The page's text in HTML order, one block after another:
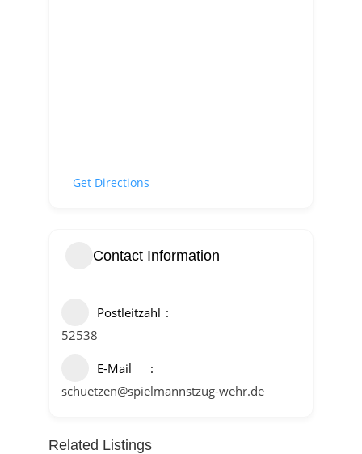
Get Directions
Contact Information
Postleitzahl
52538
E-Mail
schuetzen@spielmannstzug-wehr.de
Related Listings